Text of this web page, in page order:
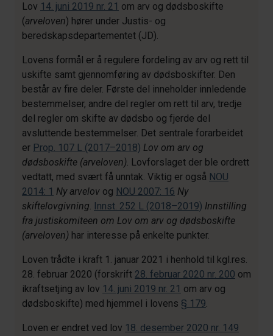
Lov 14. juni 2019 nr. 21 om arv og dødsboskifte
(arveloven) hører under Justis- og
beredskapsdepartementet (JD).
Lovens formål er å regulere fordeling av arv og rett til
uskifte samt gjennomføring av dødsboskifter. Den
består av fire deler. Første del inneholder innledende
bestemmelser, andre del regler om rett til arv, tredje
del regler om skifte av dødsbo og fjerde del
avsluttende bestemmelser. Det sentrale forarbeidet
er Prop. 107 L (2017–2018) Lov om arv og
dødsboskifte (arveloven). Lovforslaget der ble ordrett
vedtatt, med svært få unntak. Viktig er også NOU
2014: 1 Ny arvelov og NOU 2007: 16 Ny
skiftelovgivning. Innst. 252 L (2018–2019) Innstilling
fra justiskomiteen om Lov om arv og dødsboskifte
(arveloven) har interesse på enkelte punkter.
Loven trådte i kraft 1. januar 2021 i henhold til kgl.res.
28. februar 2020 (forskrift 28. februar 2020 nr. 200 om
ikraftsetjing av lov 14. juni 2019 nr. 21 om arv og
dødsboskifte) med hjemmel i lovens § 179.
Loven er endret ved lov 18. desember 2020 nr. 149